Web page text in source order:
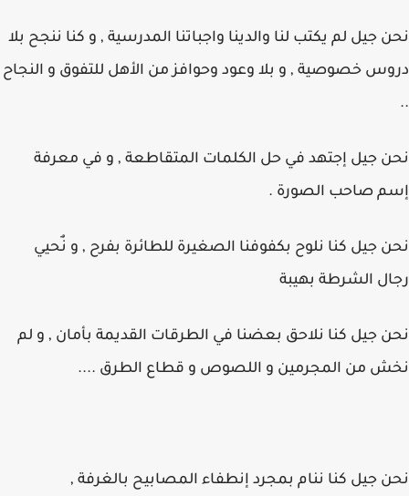
نحن جيل لم يكتب لنا والدينا واجباتنا المدرسية , و كنا ننجح بلا
دروس خصوصية , و بلا وعود وحوافز من الأهل للتفوق و النجاح
..
نحن جيل إجتهد في حل الكلمات المتقاطعة , و في معرفة
إسم صاحب الصورة .
نحن جيل كنا نلوح بكفوفنا الصغيرة للطائرة بفرح , و نٌحيي
رجال الشرطة بهيبة
نحن جيل كنا نلاحق بعضنا في الطرقات القديمة بأمان , و لم
نخش من المجرمين و اللصوص و قطاع الطرق ....
نحن جيل كنا ننام بمجرد إنطفاء المصابيح بالغرفة ,